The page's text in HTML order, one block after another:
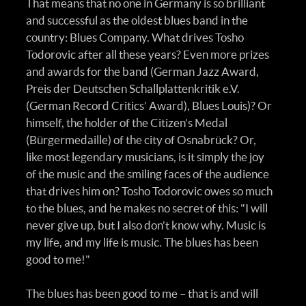
That means that no one in Germany is so brilliant
and successful as the oldest blues band in the
country: Blues Company. What drives Tosho
Todorovic after all these years? Even more prizes
and awards for the band (German Jazz Award,
Preis der Deutschen Schallplattenkritik e.V.
(German Record Critics’ Award), Blues Louis)? Or
himself, the holder of the Citizen’s Medal
(Bürgermedaille) of the city of Osnabrück? Or,
like most legendary musicians, is it simply the joy
of the music and the smiling faces of the audience
that drives him on? Tosho Todorovic owes so much
to the blues, and he makes no secret of this: "I will
never give up, but I also don’t know why. Music is
my life, and my life is music. The blues has been
good to me!"
The blues has been good to me – that is and will